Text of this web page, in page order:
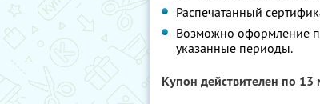
Распечатанный
Возможно оформление
указанные периоды.
Купон действителен по